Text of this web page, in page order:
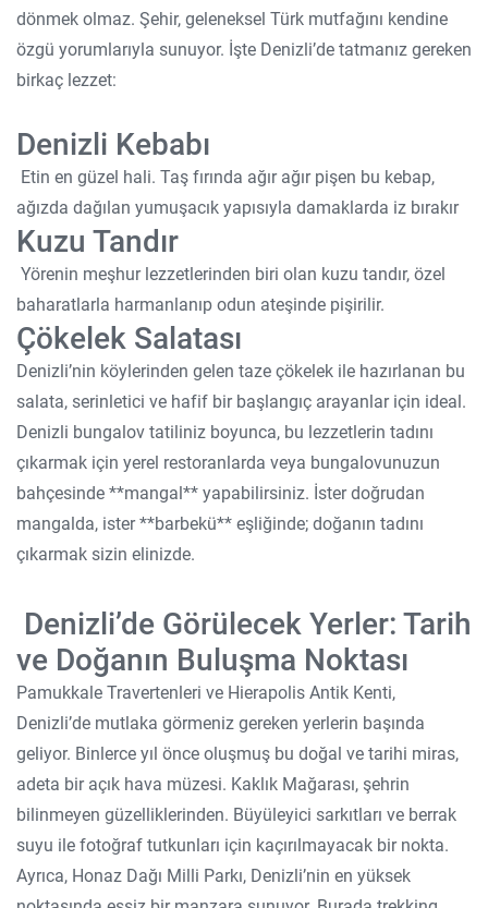
dönmek olmaz. Şehir, geleneksel Türk mutfağını kendine
özgü yorumlarıyla sunuyor. İşte Denizli’de tatmanız gereken
birkaç lezzet:
Denizli Kebabı
Etin en güzel hali. Taş fırında ağır ağır pişen bu kebap,
ağızda dağılan yumuşacık yapısıyla damaklarda iz bırakır
Kuzu Tandır
Yörenin meşhur lezzetlerinden biri olan kuzu tandır, özel
baharatlarla harmanlanıp odun ateşinde pişirilir.
Çökelek Salatası
Denizli’nin köylerinden gelen taze çökelek ile hazırlanan bu
salata, serinletici ve hafif bir başlangıç arayanlar için ideal.
Denizli bungalov tatiliniz boyunca, bu lezzetlerin tadını
çıkarmak için yerel restoranlarda veya bungalovunuzun
bahçesinde **mangal** yapabilirsiniz. İster doğrudan
mangalda, ister **barbekü** eşliğinde; doğanın tadını
çıkarmak sizin elinizde.
Denizli’de Görülecek Yerler: Tarih
ve Doğanın Buluşma Noktası
Pamukkale Travertenleri ve Hierapolis Antik Kenti,
Denizli’de mutlaka görmeniz gereken yerlerin başında
geliyor. Binlerce yıl önce oluşmuş bu doğal ve tarihi miras,
adeta bir açık hava müzesi. Kaklık Mağarası, şehrin
bilinmeyen güzelliklerinden. Büyüleyici sarkıtları ve berrak
suyu ile fotoğraf tutkunları için kaçırılmayacak bir nokta.
Ayrıca, Honaz Dağı Milli Parkı, Denizli’nin en yüksek